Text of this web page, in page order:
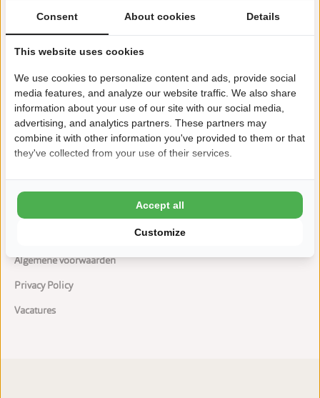
Overdekt zwembad met (klein) kinderbad en glijbaan (45
m)
Gratis WiFi
Mijn account
Algemene voorwaarden
Privacy Policy
Vacatures
Consent About cookies Details
This website uses cookies
We use cookies to personalize content and ads, provide social
media features, and analyze our website traffic. We also share
information about your use of our site with our social media,
advertising, and analytics partners. These partners may
combine it with other information you've provided to them or that
they've collected from your use of their services.
Customize
Accept all